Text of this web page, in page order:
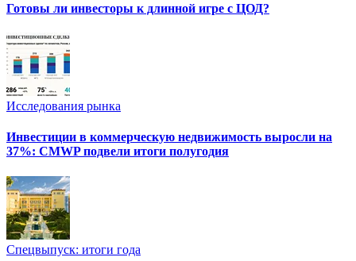
Готовы ли инвесторы к длинной игре с ЦОД?
Исследования рынка
Инвестиции в коммерческую недвижимость выросли на
37%: CMWP подвели итоги полугодия
Спецвыпуск: итоги года